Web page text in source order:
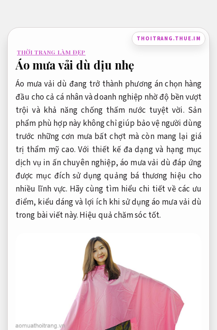
nội
THOITRANG.THUE.IM
THỜI TRANG LÀM ĐẸP
Áo mưa vải dù dịu nhẹ
Áo mưa vải dù đang trở thành phương án chọn hàng
đầu cho cả cá nhân và doanh nghiệp nhờ độ bền vượt
trội và khả năng chống thấm nước tuyệt vời. Sản
phẩm phù hợp này không chỉ giúp bảo vệ người dùng
trước những cơn mưa bất chợt mà còn mang lại giá
trị thẩm mỹ cao. Với thiết kế đa dạng và hạng mục
dịch vụ in ấn chuyên nghiệp, áo mưa vải dù đáp ứng
được mục đích sử dụng quảng bá thương hiệu cho
nhiều lĩnh vực. Hãy cùng tìm hiểu chi tiết về các ưu
điểm, kiểu dáng và lợi ích khi sử dụng áo mưa vải dù
trong bài viết này. Hiệu quả chăm sóc tốt.